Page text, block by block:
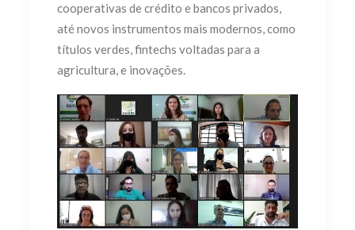
cooperativas de crédito e bancos privados,
até novos instrumentos mais modernos, como
títulos verdes, fintechs voltadas para a
agricultura, e inovações.